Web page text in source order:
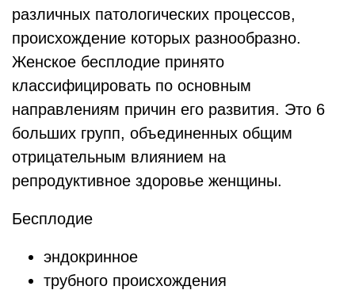
различных патологических процессов,
происхождение которых разнообразно.
Женское бесплодие принято
классифицировать по основным
направлениям причин его развития. Это 6
больших групп, объединенных общим
отрицательным влиянием на
репродуктивное здоровье женщины.
Бесплодие
эндокринное
трубного происхождения